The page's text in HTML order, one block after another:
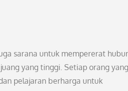
sarana untuk mempererat
yang tinggi. Setiap orang yang
pelajaran berharga untuk